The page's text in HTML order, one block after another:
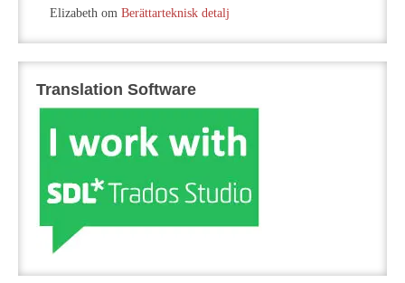
Elizabeth om Berättarteknisk detalj
Translation Software